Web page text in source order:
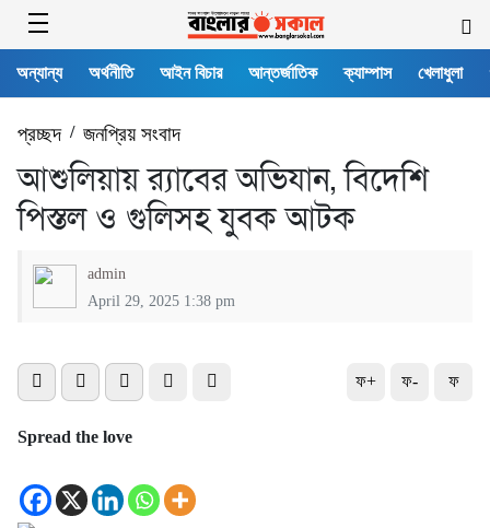
অন্যান্য অর্থনীতি আইন বিচার আন্তর্জাতিক ক্যাম্পাস খেলাধুলা
প্রচ্ছদ/ জনপ্রিয় সংবাদ
আশুলিয়ায় র‍্যাবের অভিযান, বিদেশি
পিস্তল ও গুলিসহ যুবক আটক
admin
April 29, 2025 1:38 pm
ফ+ ফ- ফ
Spread the love